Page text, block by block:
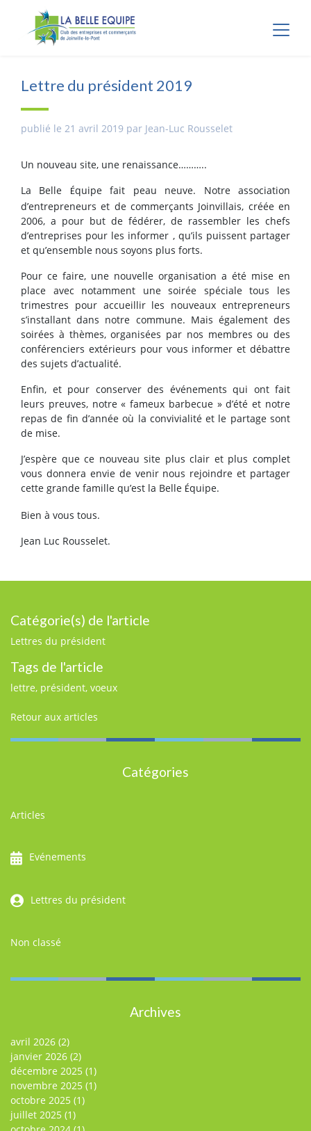
Lettre du président 2019
publié le 21 avril 2019 par Jean-Luc Rousselet
Un nouveau site, une renaissance………..
La Belle
Équipe fait peau neuve. Notre association
d’entrepreneurs et de commerçants Joinvillais, créée en
2006, a pour but de fédérer, de rassembler les chefs
d’entreprises pour les informer , qu’ils puissent partager
et qu’ensemble nous soyons plus forts.
Pour ce faire, une nouvelle organisation a été mise en
place avec notamment une soirée spéciale tous les
trimestres pour accueillir les nouveaux entrepreneurs
s’installant dans notre commune. Mais également des
soirées à thèmes, organisées par nos membres ou des
conférenciers extérieurs pour vous informer et débattre
des sujets d’actualité.
Enfin, et pour conserver des événements qui ont fait
leurs preuves, notre « fameux barbecue » d’été et notre
repas de fin d’année où la convivialité et le partage sont
de mise.
J’espère que ce nouveau site plus clair et plus complet
vous donnera envie de venir nous rejoindre et partager
cette grande famille qu’est la Belle Équipe.
Bien à vous tous.
Jean Luc Rousselet.
Catégorie(s) de l'article
Lettres du président
Tags de l'article
lettre, président, voeux
Retour aux articles
Catégories
Articles
Evénements
Lettres du président
Non classé
Archives
avril 2026 (2)
janvier 2026 (2)
décembre 2025 (1)
novembre 2025 (1)
octobre 2025 (1)
juillet 2025 (1)
Panneau de gestion des cookies